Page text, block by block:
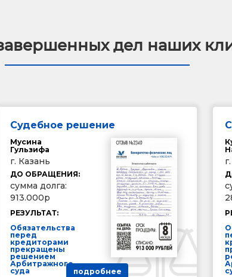
дел наших
Судебное решение
Мусина
Гульзифа
г. Казань
ДО ОБРАЩЕНИЯ:
сумма долга:
913.000р
РЕЗУЛЬТАТ:
Обязательства
перед
кредиторами
прекращены
решением
Арбитражного
суда
подробнее